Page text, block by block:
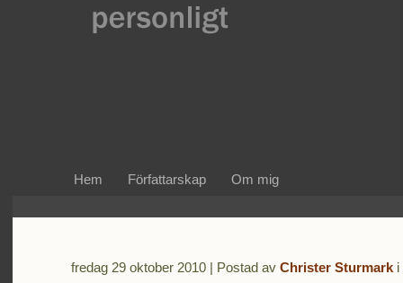
Hem Författarskap Om mig
fredag 29 oktober 2010 | Postad av Christer Sturmarki